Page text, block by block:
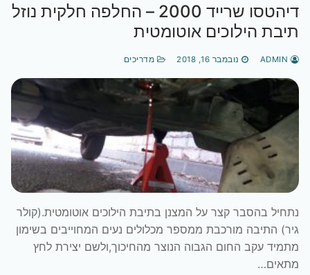
דיהטסו שרייד 2000 – החלפה חלקית נוזל
תיבת הילוכים אוטומטית
נובמבר 16, 2018 מדריכים
נתחיל בהסבר קצר על המצנן בתיבת הילוכים אוטומטית.(קולר
גיר) התיבה מורכבת ממספר מכלולים נעים המחוייבים בשימון
מתמיד עקב החום הגבוה הנוצר מהחיכוך,ולשם יצירת לחץ
מתאים…